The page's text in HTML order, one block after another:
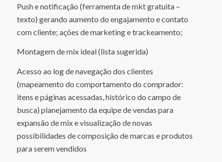
Push e notificação (ferramenta de mkt gratuita –
texto) gerando aumento do engajamento e contato
com cliente; ações de marketing e trackeamento;
Montagem de mix ideal (lista sugerida)
Acesso ao log de navegação dos clientes
(mapeamento do comportamento do comprador:
itens e páginas acessadas, histórico do campo de
busca) planejamento da equipe de vendas para
expansão de mix e visualização de novas
possibilidades de composição de marcas e produtos
para serem vendidos